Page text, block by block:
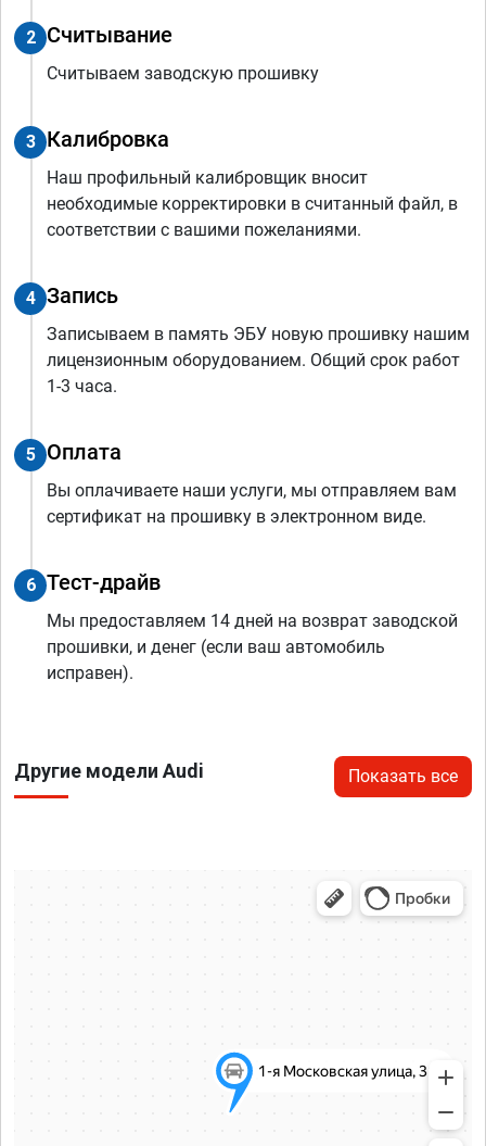
2 Считывание
Считываем заводскую прошивку
3 Калибровка
Наш профильный калибровщик вносит
необходимые корректировки в считанный файл, в
соответствии с вашими пожеланиями.
4 Запись
Записываем в память ЭБУ новую прошивку нашим
лицензионным оборудованием. Общий срок работ
1-3 часа.
5 Оплата
Вы оплачиваете наши услуги, мы отправляем вам
сертификат на прошивку в электронном виде.
6 Тест-драйв
Мы предоставляем 14 дней на возврат заводской
прошивки, и денег (если ваш автомобиль
исправен).
Другие модели Audi Показать все